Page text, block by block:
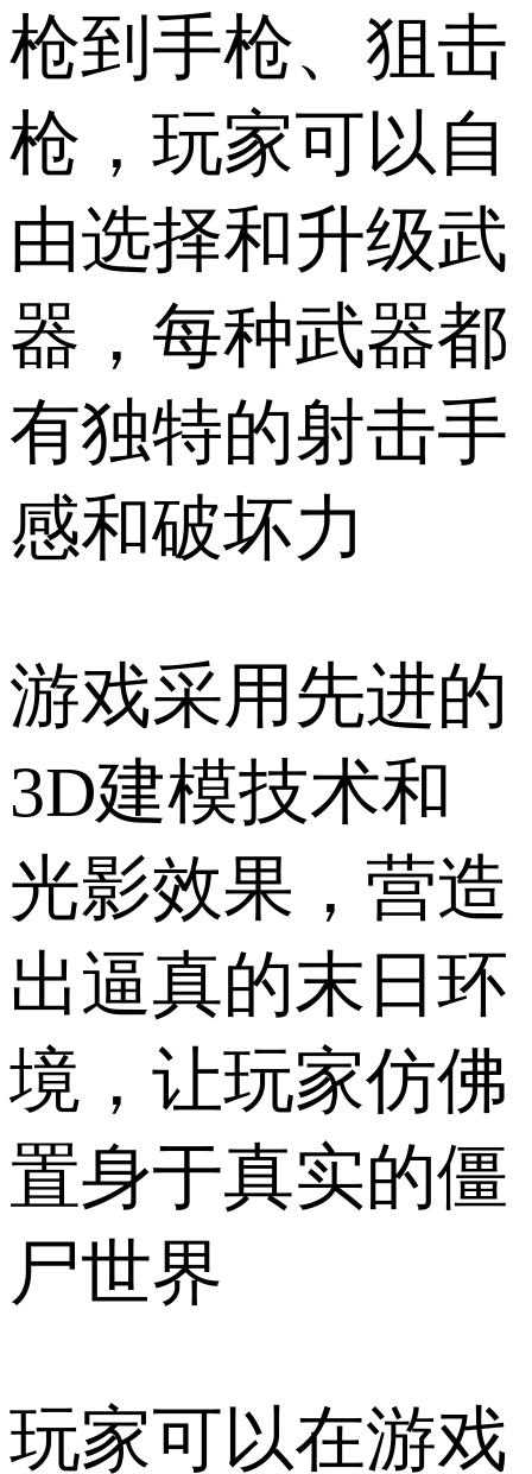
枪到手枪、狙击
枪，玩家可以自
由选择和升级武
器，每种武器都
有独特的射击手
感和破坏力
游戏采用先进的
3D建模技术和
光影效果，营造
出逼真的末日环
境，让玩家仿佛
置身于真实的僵
尸世界
玩家可以在游戏